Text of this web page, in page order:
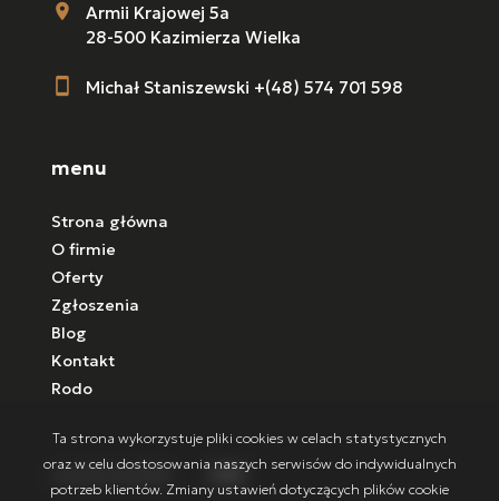
Armii Krajowej 5a
28-500 Kazimierza Wielka
Michał Staniszewski +(48) 574 701 598
menu
Strona główna
O firmie
Oferty
Zgłoszenia
Blog
Kontakt
Rodo
social media Facebook
Facebook
Ta strona wykorzystuje pliki cookies w celach statystycznych
oraz w celu dostosowania naszych serwisów do indywidualnych
potrzeb klientów. Zmiany ustawień dotyczących plików cookie